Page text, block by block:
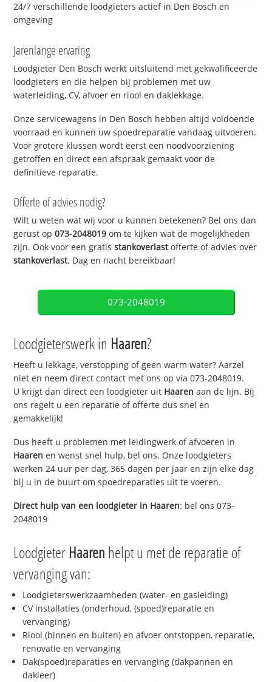
24/7 verschillende loodgieters actief in Den Bosch en
omgeving
Jarenlange ervaring
Loodgieter Den Bosch werkt uitsluitend met gekwalificeerde
loodgieters en die helpen bij problemen met uw
waterleiding, CV, afvoer en riool en daklekkage.
Onze servicewagens in Den Bosch hebben altijd voldoende
voorraad en kunnen uw spoedreparatie vandaag uitvoeren.
Voor grotere klussen wordt eerst een noodvoorziening
getroffen en direct een afspraak gemaakt voor de
definitieve reparatie.
Offerte of advies nodig?
Wilt u weten wat wij voor u kunnen betekenen? Bel ons dan
gerust op073-2048019 om te kijken wat de mogelijkheden
zijn. Ook voor een gratisstankoverlastofferte of advies over
stankoverlast. Dag en nacht bereikbaar!
073-2048019
Loodgieterswerk in Haaren?
Heeft u lekkage, verstopping of geen warm water? Aarzel
niet en neem direct contact met ons op via 073-2048019.
U krijgt dan direct een loodgieter uit Haaren aan de lijn. Bij
ons regelt u een reparatie of offerte dus snel en
gemakkelijk!
Dus heeft u problemen met leidingwerk of afvoeren in
Haaren en wenst snel hulp, bel ons. Onze loodgieters
werken 24 uur per dag, 365 dagen per jaar en zijn elke dag
bij u in de buurt om spoedreparaties uit te voeren.
Direct hulp van een loodgieter in Haaren: bel ons 073-
2048019
Loodgieter Haaren helpt u met de reparatie of
vervanging van:
Loodgieterswerkzaamheden (water- en gasleiding)
CV installaties (onderhoud, (spoed)reparatie en
vervanging)
Riool (binnen en buiten) en afvoer ontstoppen, reparatie,
renovatie en vervanging
Dak(spoed)reparaties en vervanging (dakpannen en
dakleer)